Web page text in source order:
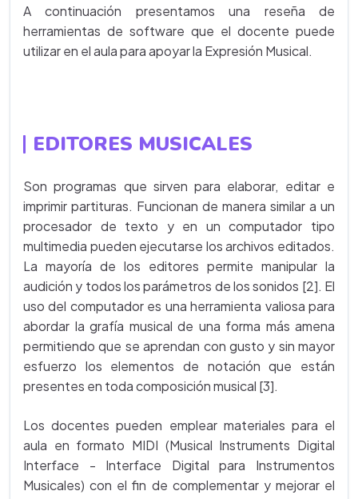
A continuación presentamos una reseña de
herramientas de software que el docente puede
utilizar en el aula para apoyar la Expresión Musical.
EDITORES MUSICALES
Son programas que sirven para elaborar, editar e
imprimir partituras. Funcionan de manera similar a un
procesador de texto y en un computador tipo
multimedia pueden ejecutarse los archivos editados.
La mayoría de los editores permite manipular la
audición y todos los parámetros de los sonidos [2]. El
uso del computador es una herramienta valiosa para
abordar la grafía musical de una forma más amena
permitiendo que se aprendan con gusto y sin mayor
esfuerzo los elementos de notación que están
presentes en toda composición musical [3].
Los docentes pueden emplear materiales para el
aula en formato MIDI (Musical Instruments Digital
Interface - Interface Digital para Instrumentos
Musicales) con el fin de complementar y mejorar el